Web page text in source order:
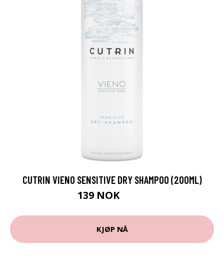
CUTRIN VIENO SENSITIVE DRY SHAMPOO (200ML)
139 NOK
KJØP NÅ